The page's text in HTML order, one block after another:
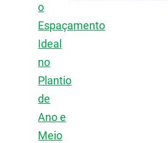
o
Espaçamento
Ideal
no
Plantio
de
Ano e
Meio